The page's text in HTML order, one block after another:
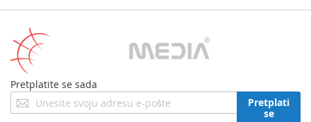
Pretplatite se sada
Prijavite
se
Pretplati
se